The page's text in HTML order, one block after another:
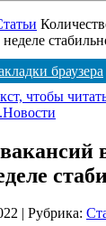
браузера
чтобы
| Рубрика: